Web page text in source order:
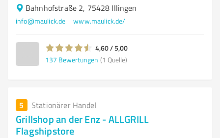
Bahnhofstraße 2, 75428 Illingen
info@maulick.de www.maulick.de/
4,60 / 5,00
137 Bewertungen (1 Quelle)
5 Stationärer Handel
Grillshop an der Enz - ALLGRILL
Flagshipstore